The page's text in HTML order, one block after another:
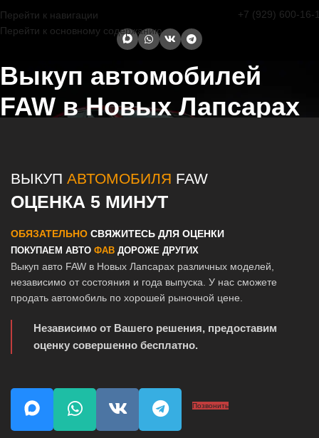
Перейти к навигации
Перейти к основному содержанию
+7 (929) 600-16-
Выкуп автомобилей
FAW в Новых Лапсарах
ВЫКУП АВТОМОБИЛЯ FAW
ОЦЕНКА 5 МИНУТ
ОБЯЗАТЕЛЬНО СВЯЖИТЕСЬ ДЛЯ ОЦЕНКИ
ПОКУПАЕМ АВТО ФАВ ДОРОЖЕ ДРУГИХ
Выкуп авто FAW в Новых Лапсарах различных моделей,
независимо от состояния и года выпуска. У нас сможете
продать автомобиль по хорошей рыночной цене.
Независимо от Вашего решения, предоставим
оценку совершенно бесплатно.
Позвонить